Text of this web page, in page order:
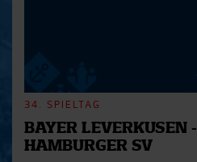
34. SPIELTAG
BAYER LEVERKUSEN -
HAMBURGER SV